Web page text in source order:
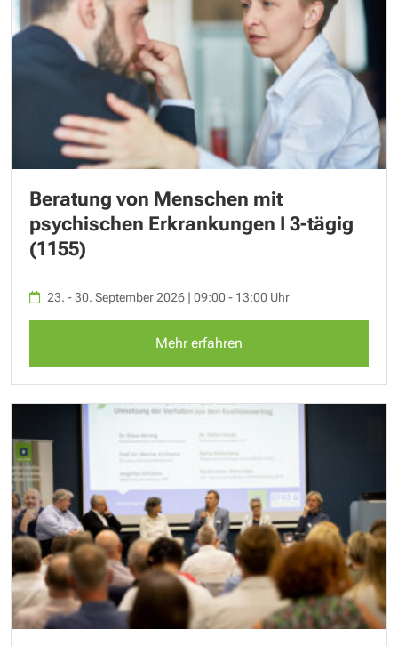
Beratung von Menschen mit
psychischen Erkrankungen I 3-tägig
(1155)
23. - 30. September 2026 | 09:00 - 13:00 Uhr
Mehr erfahren